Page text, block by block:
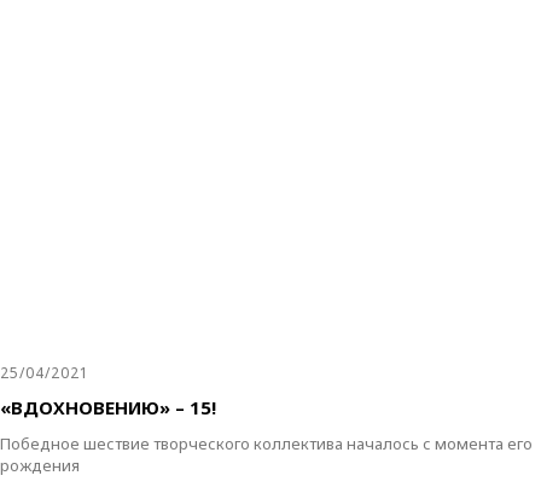
25/04/2021
«ВДОХНОВЕНИЮ» – 15!
Победное шествие творческого коллектива началось с момента его
рождения